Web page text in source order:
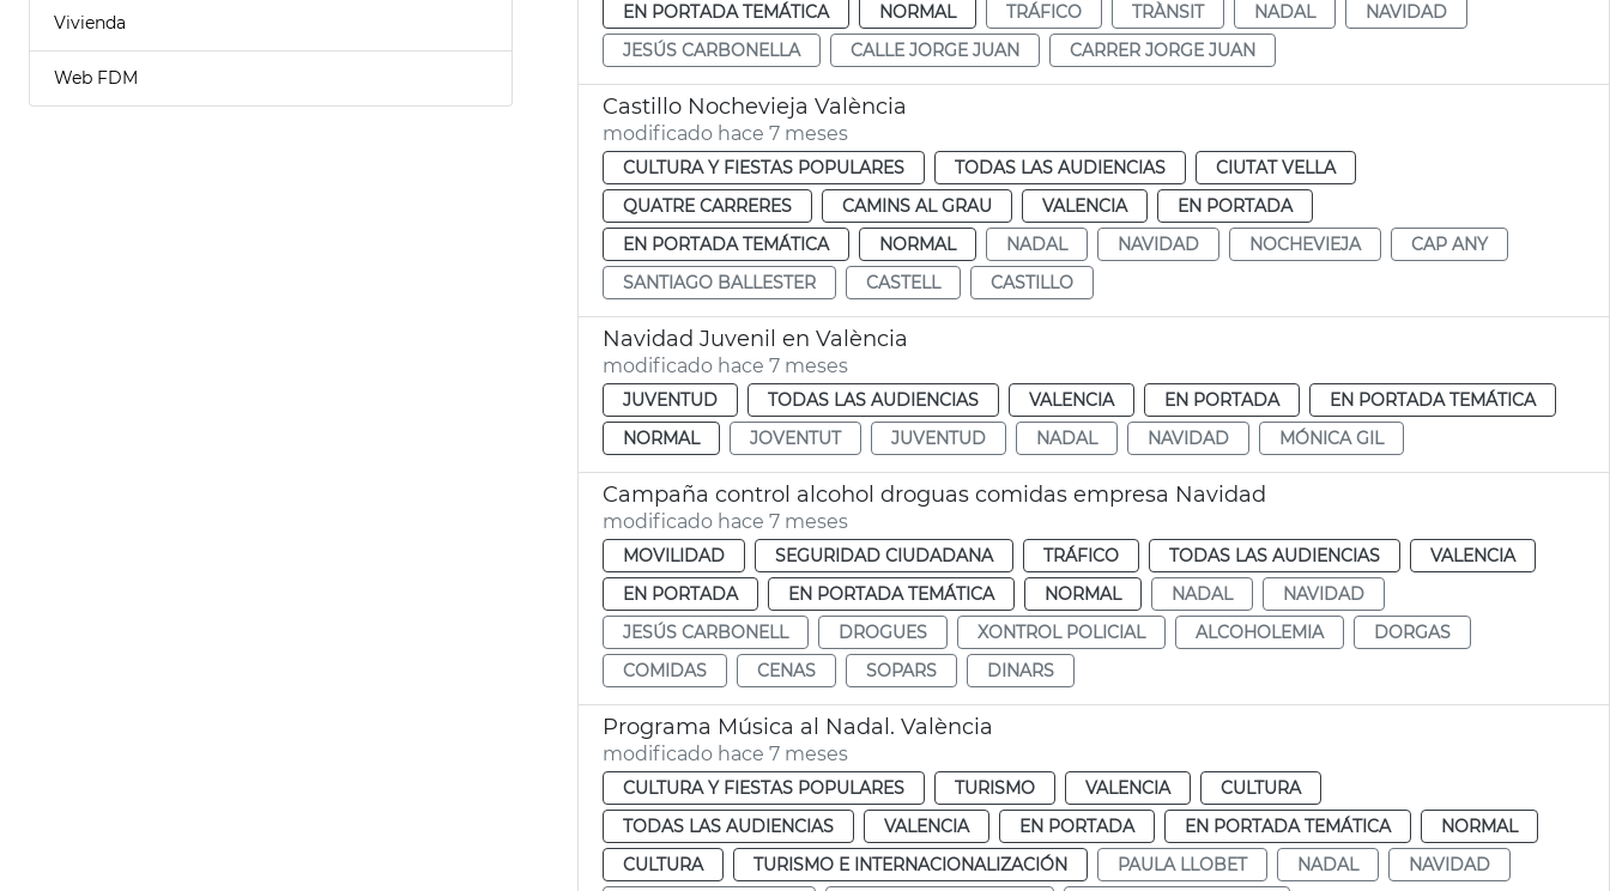
Vivienda
Web FDM
EN PORTADA TEMÁTICA
NORMAL TRÁFICO TRÀNSIT NADAL
NAVIDAD
JESÚS CARBONELLA
CALLE JORGE JUAN CARRER JORGE JUAN
Castillo Nochevieja València
modificado hace 7 meses
CULTURA Y FIESTAS POPULARES TODAS LAS AUDIENCIAS
CIUTAT VELLA
QUATRE CARRERES
CAMINS AL GRAU VALENCIA
EN PORTADA
EN PORTADA TEMÁTICA
NORMAL NADAL NAVIDAD NOCHEVIEJA
CAP ANY
SANTIAGO BALLESTER
CASTELL CASTILLO
Navidad Juvenil en València
modificado hace 7 meses
JUVENTUD TODAS LAS AUDIENCIAS VALENCIA EN PORTADA
EN PORTADA TEMÁTICA
NORMAL
JOVENTUT JUVENTUD NADAL NAVIDAD MÓNICA GIL
Campaña control alcohol droguas comidas empresa Navidad
modificado hace 7 meses
MOVILIDAD SEGURIDAD CIUDADANA TRÁFICO TODAS LAS AUDIENCIAS
VALENCIA
EN PORTADA
EN PORTADA TEMÁTICA NORMAL NADAL
NAVIDAD
JESÚS CARBONELL
DROGUES XONTROL POLICIAL ALCOHOLEMIA
DORGAS
COMIDAS
CENAS SOPARS DINARS
Programa Música al Nadal. València
modificado hace 7 meses
CULTURA Y FIESTAS POPULARES TURISMO VALENCIA
CULTURA
TODAS LAS AUDIENCIAS
VALENCIA EN PORTADA EN PORTADA TEMÁTICA
NORMAL
CULTURA
TURISMO E INTERNACIONALIZACIÓN PAULA LLOBET NADAL
NAVIDAD